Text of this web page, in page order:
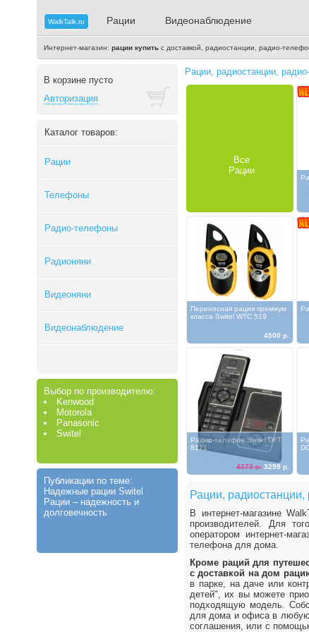
WalkTalk.ru Рации Видеонаблюдение
Интернет-магазин: рации купить с доставкой, радиостанции, радио-
В корзине пусто
Авторизация
Каталог товаров:
Рации
Телефоны
Радио-телефоны
Радионяни
Видеоняни
Видеонаблюдение
Выбор по производителю:
Kenwood
Motorola
Panasonic
Switel
Публикации по теме:
Надежные рации Switel
Рации – надежность и
долговечность
Рации, радиостанции,
Все
Рации
Переносная рация премиум
класса Switel WTC 519
4500 р.
Радио-телефон Switel DFT
8171
4173 р. 3299 р.
Рации, радиостанции,
В интернет-магазине
производителей. Для
оператором интернет-
телефона для дома.
Кроме раций для
с доставкой на дом
в парке, на даче или
детей", их вы можете
подходящую модель.
для дома и офиса в любую
соглашения, или с